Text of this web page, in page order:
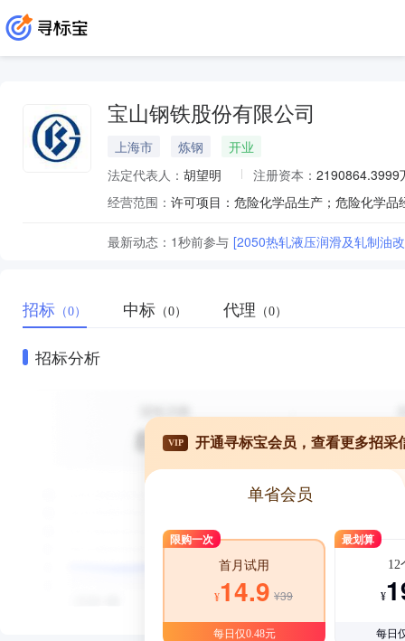
宝山钢铁股份有限公司
上海市 炼钢
开业
法定代表人： 胡望明 注册资本： 2190864.3999
经营范围：
最新动态： 1秒前参与 [2050热轧液压润滑及轧制油
招标 （0） 中标 （0） 代理 （0）
招标分析
VIP 开通寻标宝会员，查看更多招采
单省会员
限购一次
首月试用
¥14.9 ¥39
每日仅0.48元
最划算
12
¥
每日